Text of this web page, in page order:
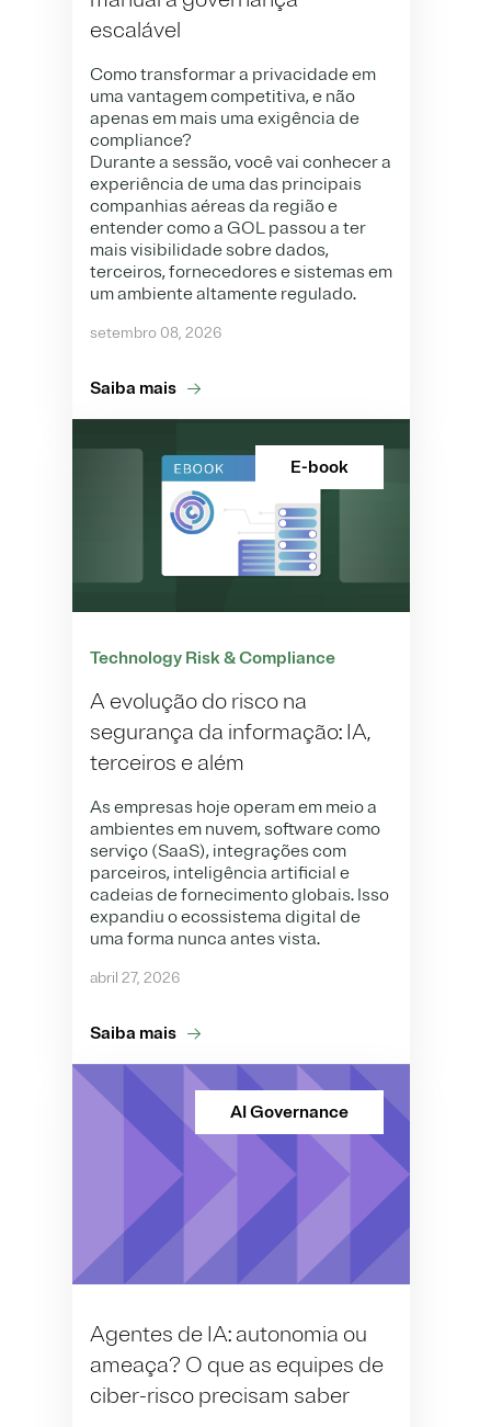
escalável
Como transformar a privacidade em
uma vantagem competitiva, e não
apenas em mais uma exigência de
compliance?
Durante a sessão, você vai conhecer a
experiência de uma das principais
companhias aéreas da região e
entender como a GOL passou a ter
mais visibilidade sobre dados,
terceiros, fornecedores e sistemas em
um ambiente altamente regulado.
setembro 08, 2026
Saiba mais
E-book
Technology Risk & Compliance
A evolução do risco na
segurança da informação: IA,
terceiros e além
As empresas hoje operam em meio a
ambientes em nuvem, software como
serviço (SaaS), integrações com
parceiros, inteligência artificial e
cadeias de fornecimento globais. Isso
expandiu o ecossistema digital de
uma forma nunca antes vista.
abril 27, 2026
Saiba mais
AI Governance
Agentes de IA: autonomia ou
ameaça? O que as equipes de
ciber-risco precisam saber